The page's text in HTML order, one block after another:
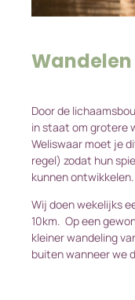
Wandelen
Door de
in staat om grotere
Weliswaar moet je
regel) zodat hun
kunnen ontwikkelen.
Wij doen wekelijks
10km. Op een
kleiner wandeling
buiten wanneer we